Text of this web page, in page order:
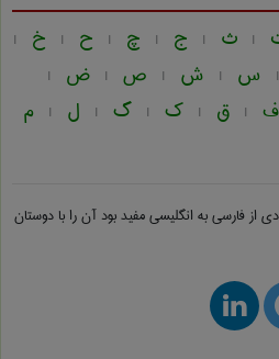
| ث | ج | چ | ح | خ |
| س | ش | ص | ض |
ف | ق | ک | گ | ل | م
از فارسی به انگلیسیمفید بود آن را با دوستان